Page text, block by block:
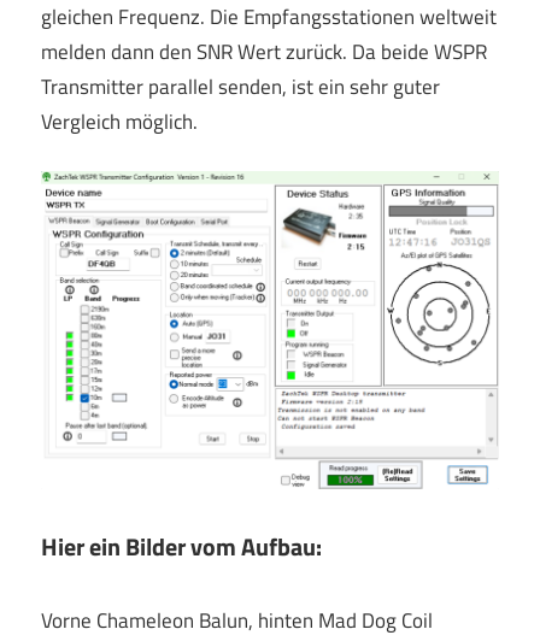
gleichen Frequenz. Die Empfangsstationen weltweit
melden dann den SNR Wert zurück. Da beide WSPR
Transmitter parallel senden, ist ein sehr guter
Vergleich möglich.
Hier ein Bilder vom Aufbau:
Vorne Chameleon Balun, hinten Mad Dog Coil